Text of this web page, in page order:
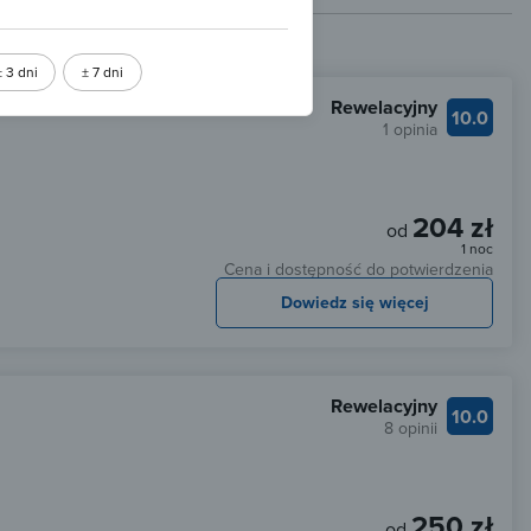
3 dni ± 7 dni
10.0
Rewelacyjny
1 opinia
od 204 zł
1 noc
Cena i dostępność do potwierdzenia
Dowiedz się więcej
10.0
Rewelacyjny
8 opinii